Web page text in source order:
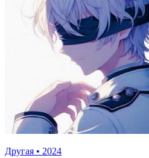
Другая • 2024